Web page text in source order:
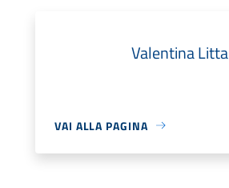
Valentina Litta
VAI ALLA PAGINA